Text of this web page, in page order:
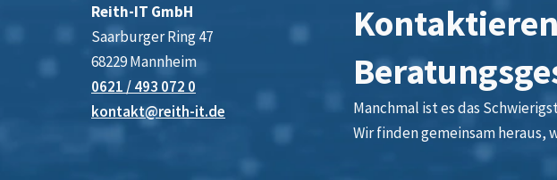
Reith-IT GmbH
Saarburger Ring 47
68229 Mannheim
0621 / 493 072 0
kontakt@reith-it.de
Manchmal ist es das
Wir finden gemeinsam heraus,